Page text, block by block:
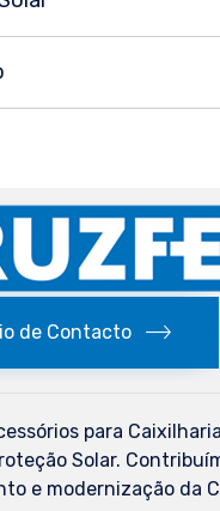
de Contacto
para
Solar.
e modernização da